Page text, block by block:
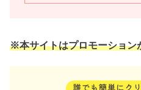
※本サイトはプロモーション